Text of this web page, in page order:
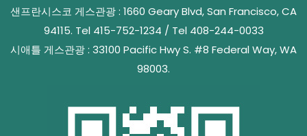
샌프란시스코 게스관광 : 1660 Geary Blvd, San Francisco, CA
94115. Tel 415-752-1234 / Tel 408-244-0033
시애틀 게스관광 : 33100 Pacific Hwy S. #8 Federal Way, WA
98003.